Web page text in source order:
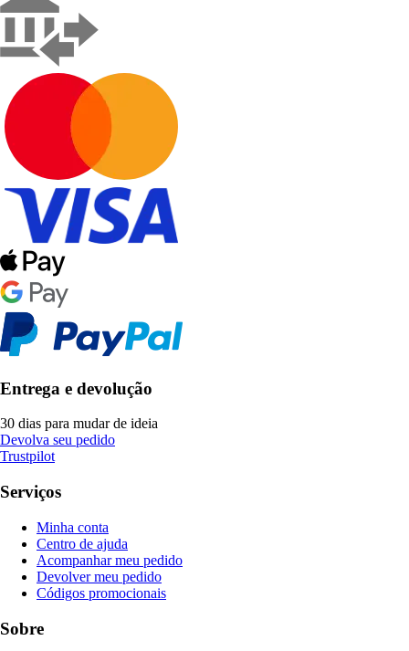
Entrega e devolução
30 dias para mudar de ideia
Devolva seu pedido
Trustpilot
Serviços
Minha conta
Centro de ajuda
Acompanhar meu pedido
Devolver meu pedido
Códigos promocionais
Sobre